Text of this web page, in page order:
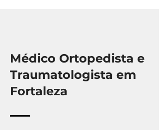
Médico Ortopedista e
Traumatologista em
Fortaleza